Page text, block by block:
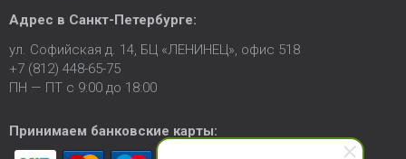
Адрес в Санкт-Петербурге:
ул. Софийская д. 14, БЦ «ЛЕНИНЕЦ», офис 518
+7 (812) 448-65-75
ПН — ПТ с 9:00 до 18:00
Принимаем банковские карты: